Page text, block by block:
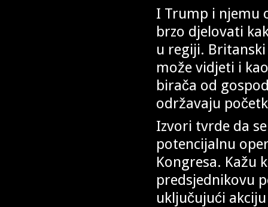
I Trump i njemu
brzo djelovati
u regiji.
može vidjeti i
birača od
održavaju
Izvori tvrde da
potencijalnu
Kongresa. Kažu
predsjednikovu
uključujući